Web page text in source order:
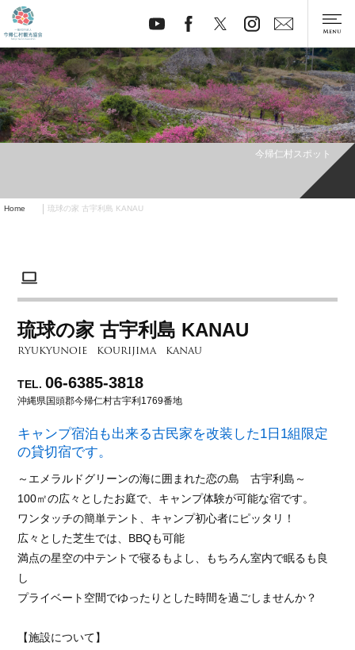
今帰仁村スポット
Home 琉球の家 古宇利島 KANAU
琉球の家 古宇利島 KANAU
RYUKYUNOIE KOURIJIMA KANAU
TEL.06-6385-3818
沖縄県国頭郡今帰仁村古宇利1769番地
キャンプ宿泊も出来る古民家を改装した1日1組限定
の貸切宿です。
～エメラルドグリーンの海に囲まれた恋の島 古宇利島～
100㎡の広々としたお庭で、キャンプ体験が可能な宿です。
ワンタッチの簡単テント、キャンプ初心者にピッタリ！
広々とした芝生では、BBQも可能
満点の星空の中テントで寝るもよし、もちろん室内で眠るも良
し
プライベート空間でゆったりとした時間を過ごしませんか？
【施設について】